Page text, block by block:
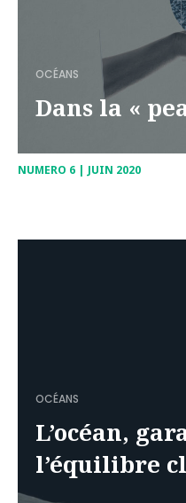
OCÉANS
Dans la «
NUMERO 6 | JUIN 2020
OCÉANS
L’océan,
l’équilibre